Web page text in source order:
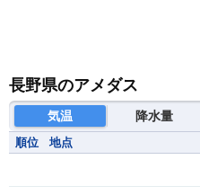
長野県のアメダス
気温 降水量
順位 地点